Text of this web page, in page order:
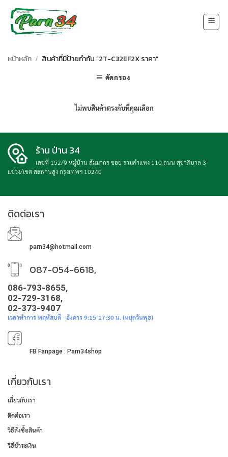
content
หน้าหลัก / สินค้าที่มีป้ายกำกับ “2T-C32EF2X ราคา”
คัดกรอง
ไม่พบสินค้าตรงกับที่คุณเลือก
ร้าน ป่าน 34
เลขที่ 152/9 หมู่บ้าน สัมมากร ซอย รามคำแหง 110 ถนน สุขาภิบาล 3
แขวง/เขต สะพานสูง กรุงเทพฯ 10240
ติดต่อเรา
parn34@hotmail.com
087-054-6618,
086-793-8655,
02-729-3168,
02-373-9407
เวลาทำการ พฤหัสบดี - อังคาร 9:15-17:30 น. (หยุดวันพุธ)
FB Fanpage : Parn34shop
เกี่ยวกับเรา
เกี่ยวกับเรา
ติดต่อเรา
วิธีสั่งซื้อสินค้า
วิธีชำระเงิน